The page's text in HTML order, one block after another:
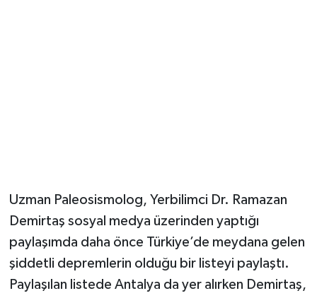
Uzman Paleosismolog, Yerbilimci Dr. Ramazan
Demirtaş sosyal medya üzerinden yaptığı
paylaşımda daha önce Türkiye’de meydana gelen
şiddetli depremlerin olduğu bir listeyi paylaştı.
Paylaşılan listede Antalya da yer alırken Demirtaş,